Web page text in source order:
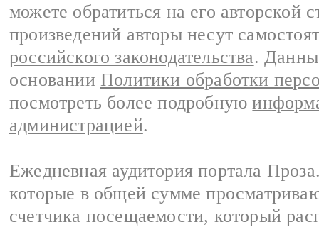
можете обратиться на его авторской
произведений авторы несут
российского законодательства.
основании Политики обработки
посмотреть более подробную
администрацией.
Ежедневная аудитория портала
которые в общей сумме
счетчика посещаемости, который